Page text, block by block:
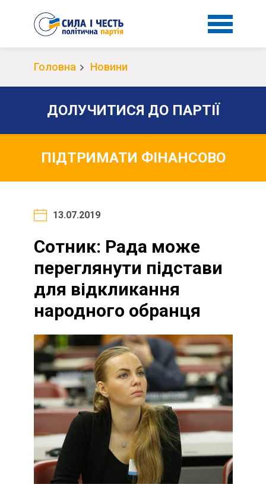
Головна Новини
ДОЛУЧИТИСЯ ДО ПАРТІЇ
ПІДТРИМАТИ ФІНАНСОВО
13.07.2019
Сотник: Рада може
переглянути підстави
для відкликання
народного обранця